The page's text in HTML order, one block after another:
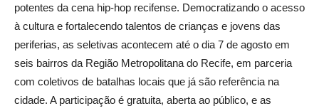
potentes da cena hip-hop recifense. Democratizando o acesso
à cultura e fortalecendo talentos de crianças e jovens das
periferias, as seletivas acontecem até o dia 7 de agosto em
seis bairros da Região Metropolitana do Recife, em parceria
com coletivos de batalhas locais que já são referência na
cidade. A participação é gratuita, aberta ao público, e as